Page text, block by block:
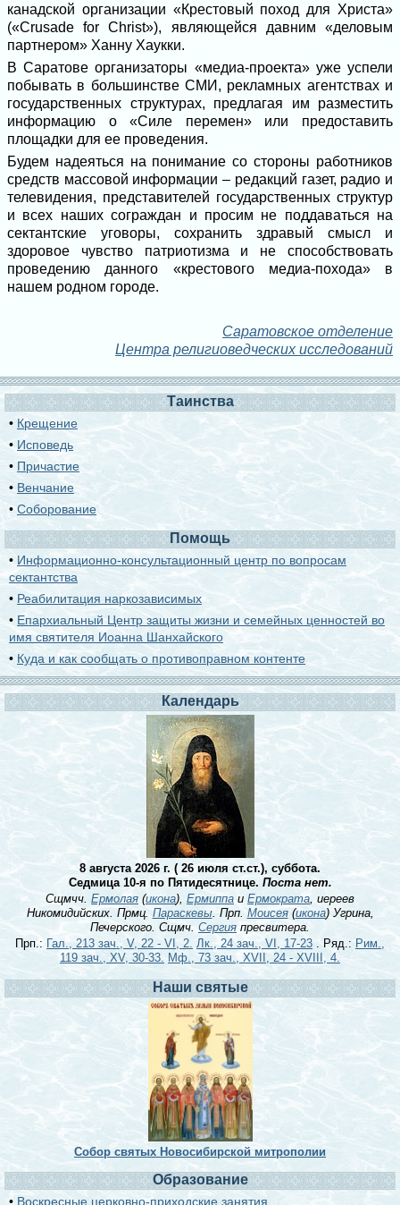
канадской организации «Крестовый поход для Христа»
(«Crusade for Christ»), являющейся давним «деловым
партнером» Ханну Хаукки.
В Саратове организаторы «медиа-проекта» уже успели
побывать в большинстве СМИ, рекламных агентствах и
государственных структурах, предлагая им разместить
информацию о «Силе перемен» или предоставить
площадки для ее проведения.
Будем надеяться на понимание со стороны работников
средств массовой информации – редакций газет, радио и
телевидения, представителей государственных структур
и всех наших сограждан и просим не поддаваться на
сектантские уговоры, сохранить здравый смысл и
здоровое чувство патриотизма и не способствовать
проведению данного «крестового медиа-похода» в
нашем родном городе.
Саратовское отделение
Центра религиоведческих исследований
Таинства
• Крещение
• Исповедь
• Причастие
• Венчание
•Соборование
Помощь
• Информационно-консультационный центр по вопросам
сектантства
• Реабилитация наркозависимых
• Епархиальный Центр защиты жизни и семейных ценностей во
имя святителя Иоанна Шанхайского
• Куда и как сообщать о противоправном контенте
Календарь
8 августа 2026 г. ( 26 июля ст.ст.), суббота.
Седмица 10-я по Пятидесятнице. Поста нет.
Сщмчч. Ермолая (икона), Ермиппаи Ермократа, иереев
Никомидийских. Прмц.Параскевы. Прп. Моисея(икона) Угрина,
Печерского. Сщмч. Сергия пресвитера.
Прп.: Гал., 213 зач., V, 22 - VI, 2. Лк., 24 зач., VI, 17-23 . Ряд.: Рим.,
119 зач., XV, 30-33. Мф., 73 зач., XVII, 24 - XVIII, 4.
Наши святые
Собор святых Новосибирской митрополии
Образование
• Воскресные церковно-приходские занятия